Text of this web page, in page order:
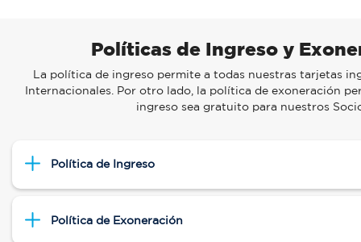
Políticas de Ingreso y
La política de ingreso permite a todas nuestras tarjetas
Internacionales. Por otro lado, la política de exoneración
ingreso sea gratuito para nuestros
Política de Ingreso
Política de Exoneración